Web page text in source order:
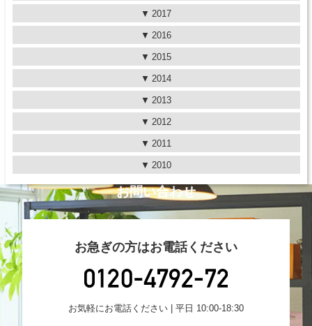
2017
2016
2015
2014
2013
2012
2011
2010
お問い合わせ
お急ぎの方はお電話ください
お気軽にお電話ください | 平日 10:00-18:30